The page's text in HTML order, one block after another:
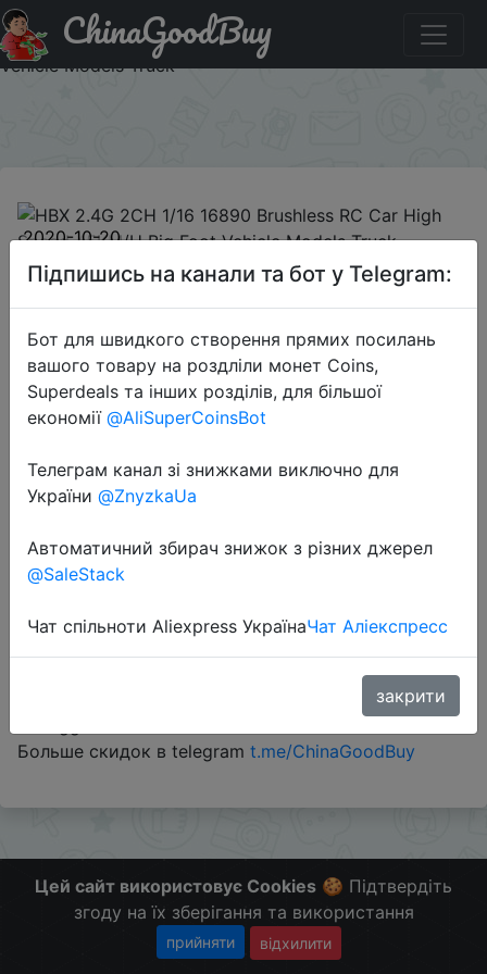
Промокод на знижку BGHBX22 HBX 2.4G 2CH 1/16
16890 Brushless RC Car High Speed 45KM/H Big Foot
Vehicle Models Truck
ChinaGoodBuy
2020-10-20
HBX 2.4G 2CH 1/16 16890
Brushless RC Car High Speed
45KM/H Big Foot Vehicle Models
Truck
$79.19
Перейти до магазину
Больше скидок в telegram t.me/ChinaGoodBuy
Цей сайт використовує Cookies 🍪 Підтвердіть
згоду на їх зберігання та використання
прийняти відхилити
Підпишись на канали та бот у Telegram:
Бот для швидкого створення прямих посилань
вашого товару на роздліли монет Coins,
Superdeals та інших розділів, для більшої
економії @AliSuperCoinsBot
Телеграм канал зі знижками виключно для
України @ZnyzkaUa
Автоматичний збирач знижок з різних джерел
@SaleStack
Чат спільноти Aliexpress УкраїнаЧат Аліекспресс
закрити